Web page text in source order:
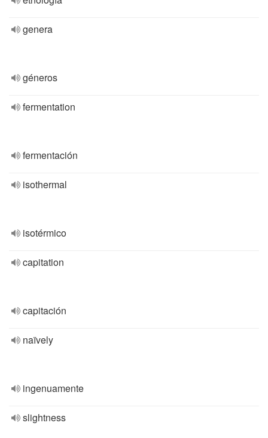
genera
géneros
fermentation
fermentación
isothermal
isotérmico
capitation
capitación
naïvely
ingenuamente
slightness